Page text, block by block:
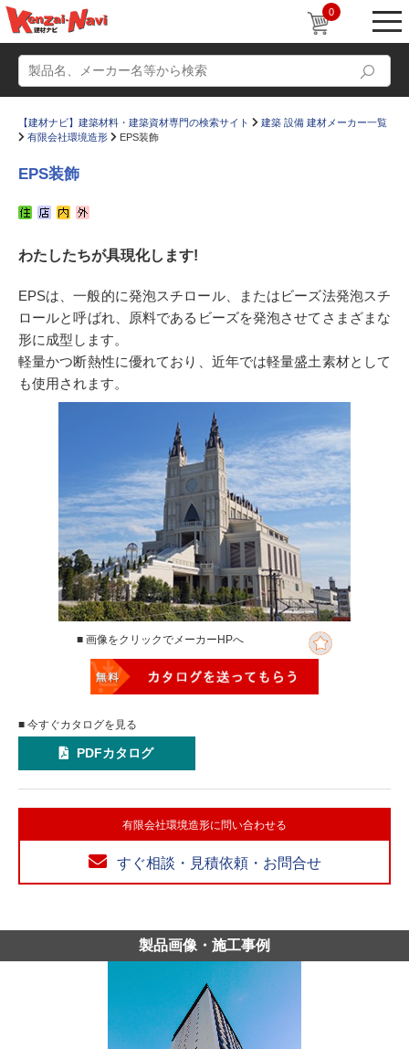
0
かたなび
すまいリング 設計士インタビュー
Q＆A 販売・施工代理店募集
お気に入り
【建材ナビ】建築材料・建築資材専門の検索サイト
建築 設備 建材メーカー一覧
有限会社環境造形
EPS装飾
EPS装飾
わたしたちが具現化します!
EPSは、一般的に発泡スチロール、またはビーズ法発泡スチ
ロールと呼ばれ、原料であるビーズを発泡させてさまざまな
形に成型します。
軽量かつ断熱性に優れており、近年では軽量盛土素材として
も使用されます。
■ 画像をクリックでメーカーHPへ
■ 今すぐカタログを見る
PDFカタログ
有限会社環境造形に問い合わせる
すぐ相談・見積依頼・お問合せ
製品画像・施工事例